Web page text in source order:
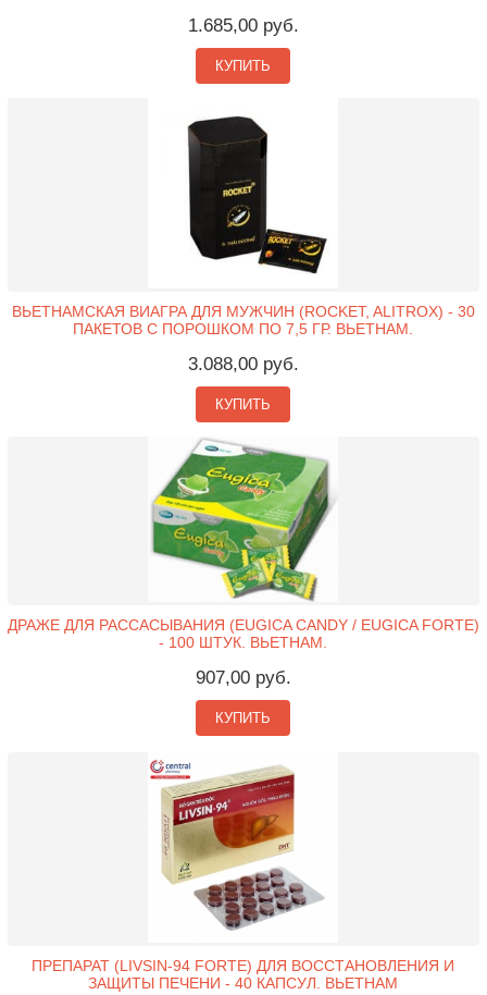
1.685,00 руб.
КУПИТЬ
ВЬЕТНАМСКАЯ ВИАГРА ДЛЯ МУЖЧИН (ROCKET, ALITROX) - 30
ПАКЕТОВ С ПОРОШКОМ ПО 7,5 ГР. ВЬЕТНАМ.
3.088,00 руб.
КУПИТЬ
ДРАЖЕ ДЛЯ РАССАСЫВАНИЯ (EUGICA CANDY / EUGICA FORTE)
- 100 ШТУК. ВЬЕТНАМ.
907,00 руб.
КУПИТЬ
ПРЕПАРАТ (LIVSIN-94 FORTE) ДЛЯ ВОССТАНОВЛЕНИЯ И
ЗАЩИТЫ ПЕЧЕНИ - 40 КАПСУЛ. ВЬЕТНАМ